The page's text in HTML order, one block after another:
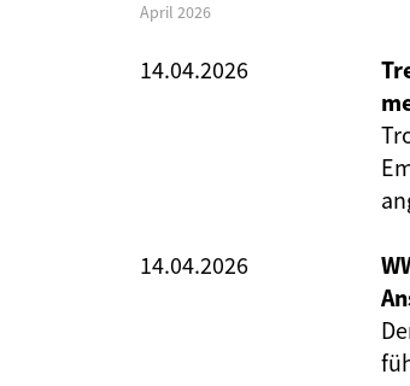
April 2026
14.04.2026
14.04.2026